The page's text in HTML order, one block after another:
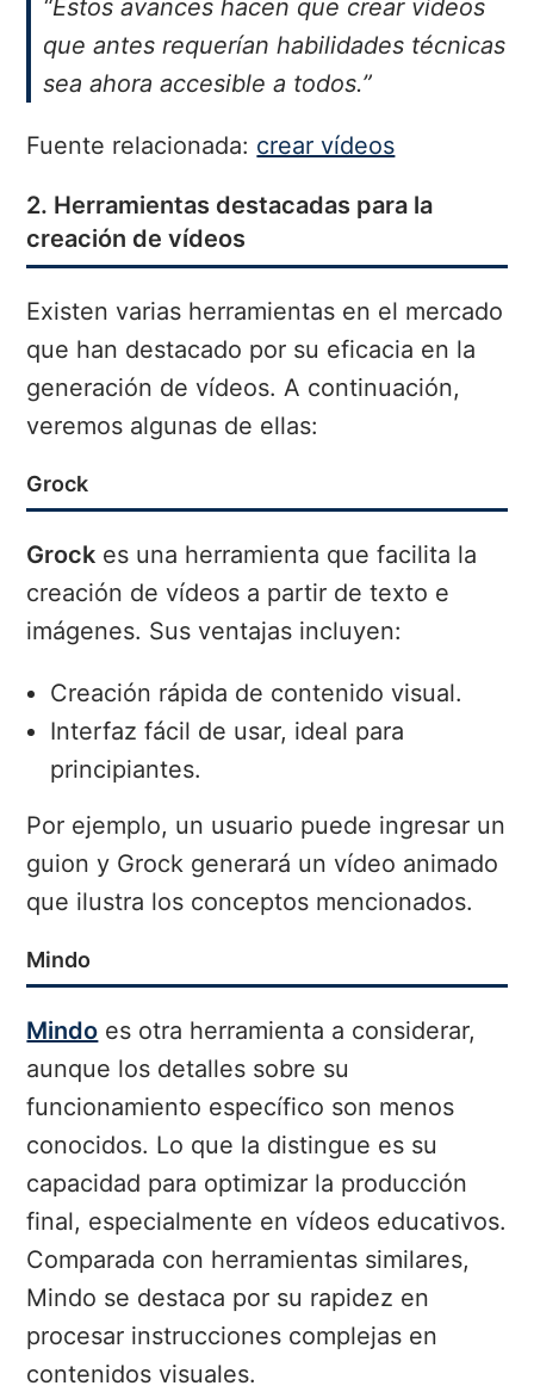
“Estos avances hacen que crear vídeos
que antes requerían habilidades técnicas
sea ahora accesible a todos.”
Fuente relacionada: crear vídeos
2. Herramientas destacadas para la
creación de vídeos
Existen varias herramientas en el mercado
que han destacado por su eficacia en la
generación de vídeos. A continuación,
veremos algunas de ellas:
Grock
Grock es una herramienta que facilita la
creación de vídeos a partir de texto e
imágenes. Sus ventajas incluyen:
Creación rápida de contenido visual.
Interfaz fácil de usar, ideal para
principiantes.
Por ejemplo, un usuario puede ingresar un
guion y Grock generará un vídeo animado
que ilustra los conceptos mencionados.
Mindo
Mindo es otra herramienta a considerar,
aunque los detalles sobre su
funcionamiento específico son menos
conocidos. Lo que la distingue es su
capacidad para optimizar la producción
final, especialmente en vídeos educativos.
Comparada con herramientas similares,
Mindo se destaca por su rapidez en
procesar instrucciones complejas en
contenidos visuales.